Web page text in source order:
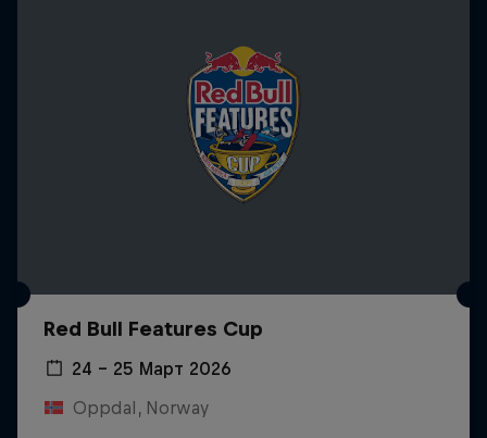
Red Bull Features Cup
24 – 25 Март 2026
Oppdal, Norway